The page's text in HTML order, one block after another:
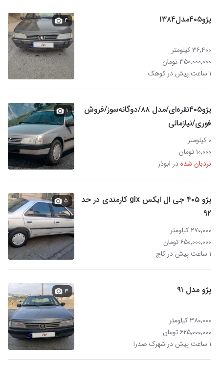
پژو۴۰۵مدل۱۳۸۴
۳۶,۴۰۰ کیلومتر
۳۵۰,۰۰۰,۰۰۰ تومان
۱ ساعت پیش در کوهک
۴
پژو۴۰۵نقره‌ای/مدل ۸۸/دوگانه‌سوز/فروش
فوری/نیازمالی
۰ کیلومتر
۱۰,۰۰۰ تومان
نردبان شدهدر ابوذر
۱
پژو ۴۰۵ جی ال ایکس glx کارمندی در حد
۹۲
۲۷۰,۰۰۰ کیلومتر
۶۵۰,۰۰۰,۰۰۰ تومان
۱ ساعت پیش در کاج
۵
پژو مدل ۹۱
۳۸۰,۰۰۰ کیلومتر
۶۲۵,۰۰۰,۰۰۰ تومان
۱ ساعت پیش در شهرک صدرا
۳